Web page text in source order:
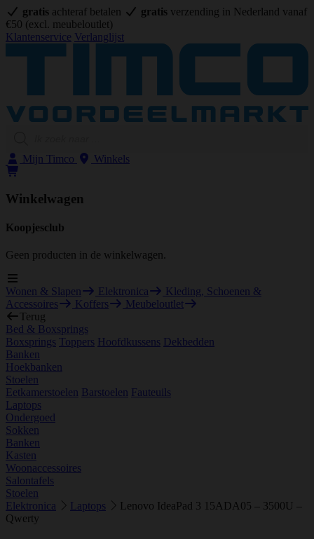
gratis achteraf betalen gratis verzending in Nederland vanaf
€50 (excl. meubeloutlet)
Klantenservice Verlanglijst
Mijn Timco
Winkels
Winkelwagen
Koopjesclub
Geen producten in de winkelwagen.
Wonen & Slapen Elektronica
Kleding, Schoenen &
Accessoires
Koffers
Meubeloutlet
Terug
Bed & Boxsprings
Boxsprings Toppers Hoofdkussens Dekbedden
Banken
Hoekbanken
Stoelen
Eetkamerstoelen Barstoelen Fauteuils
Laptops
Ondergoed
Sokken
Banken
Kasten
Woonaccessoires
Salontafels
Stoelen
Elektronica
Laptops
Lenovo IdeaPad 3 15ADA05 – 3500U –
Qwerty